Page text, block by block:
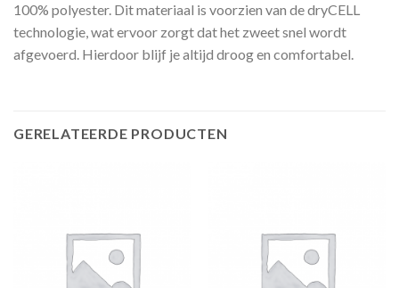
100% polyester. Dit materiaal is voorzien van de dryCELL
technologie, wat ervoor zorgt dat het zweet snel wordt
afgevoerd. Hierdoor blijf je altijd droog en comfortabel.
GERELATEERDE PRODUCTEN